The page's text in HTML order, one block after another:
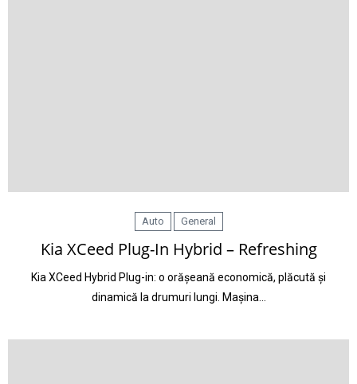
Auto General
Kia XCeed Plug-In Hybrid – Refreshing
Kia XCeed Hybrid Plug-in: o orășeană economică, plăcută și
dinamică la drumuri lungi. Mașina…